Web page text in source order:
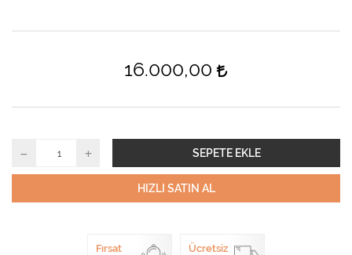
16.000,00
SEPETE EKLE
HIZLI SATIN AL
Fırsat Ücretsiz